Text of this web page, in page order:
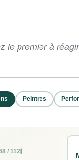
le premier à
Peintres
/ 112